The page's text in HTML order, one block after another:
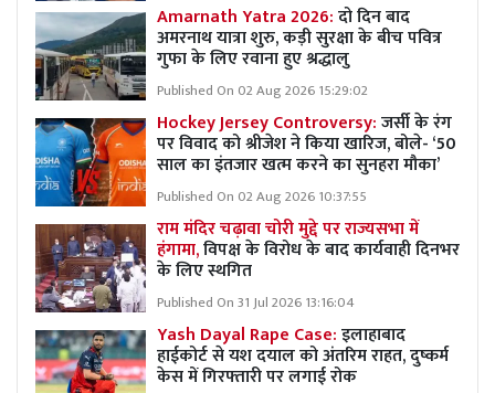
Amarnath Yatra 2026:दो दिन बाद
अमरनाथ यात्रा शुरु, कड़ी सुरक्षा के बीच पवित्र
गुफा के लिए रवाना हुए श्रद्धालु
Published On 02 Aug 2026 15:29:02
Hockey Jersey Controversy:जर्सी के रंग
पर विवाद को श्रीजेश ने किया खारिज, बोले- ‘50
साल का इंतजार खत्म करने का सुनहरा मौका’
Published On 02 Aug 2026 10:37:55
राम मंदिर चढ़ावा चोरी मुद्दे पर राज्यसभा में
हंगामा,विपक्ष के विरोध के बाद कार्यवाही दिनभर
के लिए स्थगित
Published On 31 Jul 2026 13:16:04
Yash Dayal Rape Case:इलाहाबाद
हाईकोर्ट से यश दयाल को अंतरिम राहत, दुष्कर्म
केस में गिरफ्तारी पर लगाई रोक